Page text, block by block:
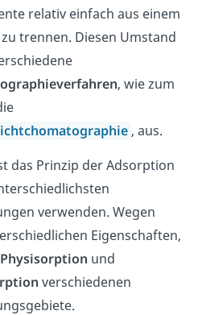
relativ einfach aus einem
trennen. Diesen Umstand
, wie zum
, aus.
das Prinzip der Adsorption
verwenden. Wegen
Eigenschaften,
Physisorption und
verschiedenen